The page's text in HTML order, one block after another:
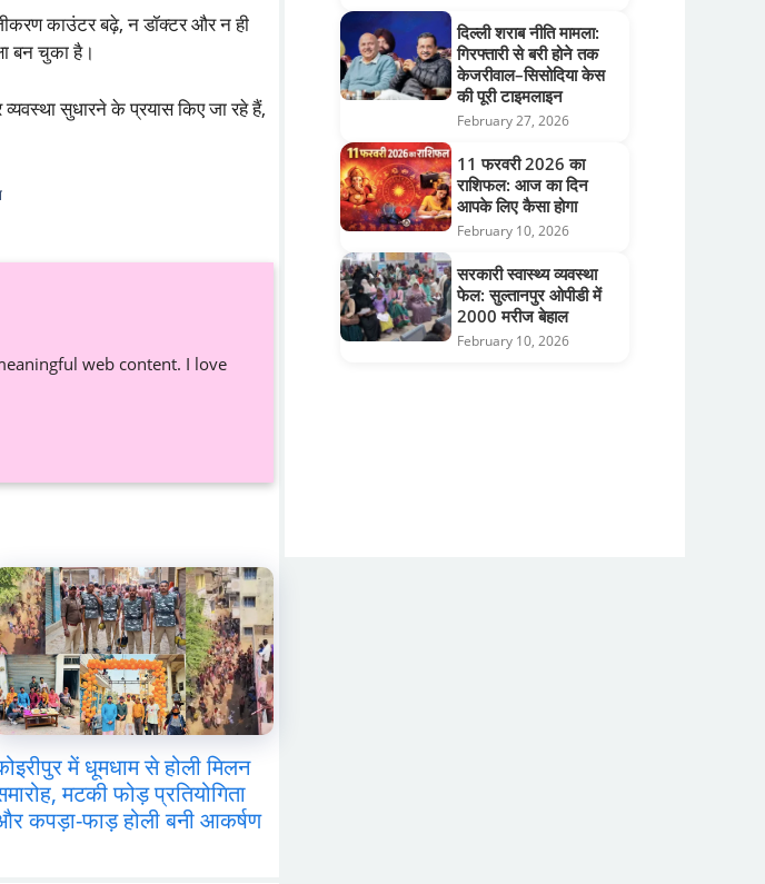
काउंटर बढ़े, न डॉक्टर और न ही
बन चुका है।
व्यवस्था सुधारने के प्रयास किए जा रहे हैं,
web content. I love
में धूमधाम से होली मिलन
मटकी फोड़ प्रतियोगिता
कपड़ा-फाड़ होली बनी आकर्षण
दिल्ली शराब नीति मामला:
गिरफ्तारी से बरी होने तक
केजरीवाल–सिसोदिया केस
की पूरी टाइमलाइन
February 27, 2026
11 फरवरी 2026 का
राशिफल: आज का दिन
आपके लिए कैसा होगा
February 10, 2026
सरकारी स्वास्थ्य व्यवस्था
फेल: सुल्तानपुर ओपीडी में
2000 मरीज बेहाल
February 10, 2026